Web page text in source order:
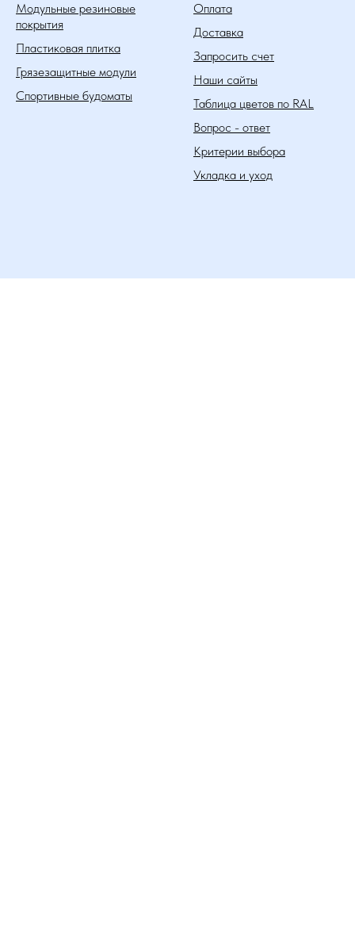
Модульные резиновые
покрытия
Пластиковая плитка
Грязезащитные модули
Спортивные будоматы
Оплата
Доставка
Запросить счет
Наши сайты
Таблица цветов по RAL
Вопрос - ответ
Критерии выбора
Укладка и уход